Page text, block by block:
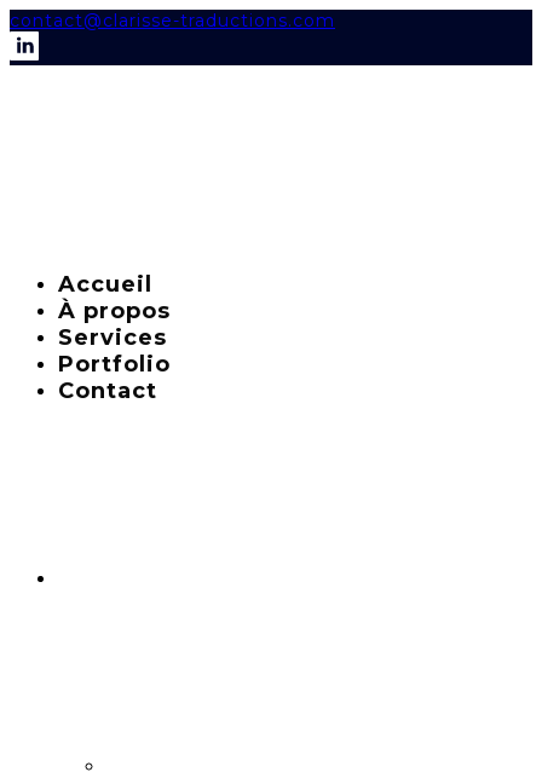
contact@clarisse-traductions.com
Accueil
À propos
Services
Portfolio
Contact